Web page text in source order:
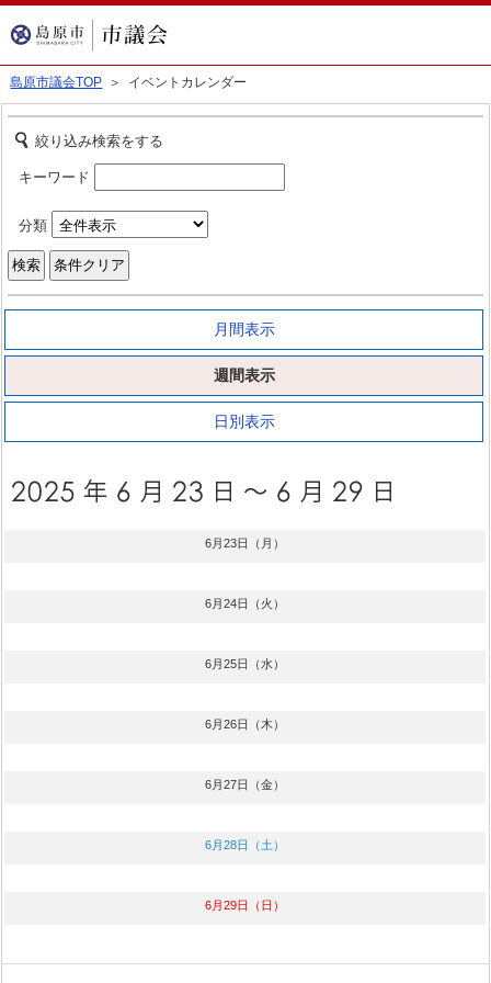
島原市議会TOP ＞ イベントカレンダー
絞り込み検索をする
キーワード
分類
月間表示
週間表示
日別表示
6月23日（月）
6月24日（火）
6月25日（水）
6月26日（木）
6月27日（金）
6月28日（土）
6月29日（日）